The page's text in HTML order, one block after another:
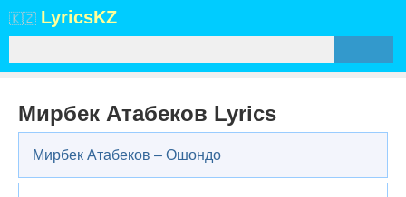
🇰🇿 LyricsKZ
Мирбек Атабеков Lyrics
Мирбек Атабеков – Ошондо